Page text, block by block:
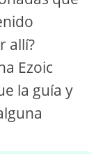
allí?
Ezoic
la guía y